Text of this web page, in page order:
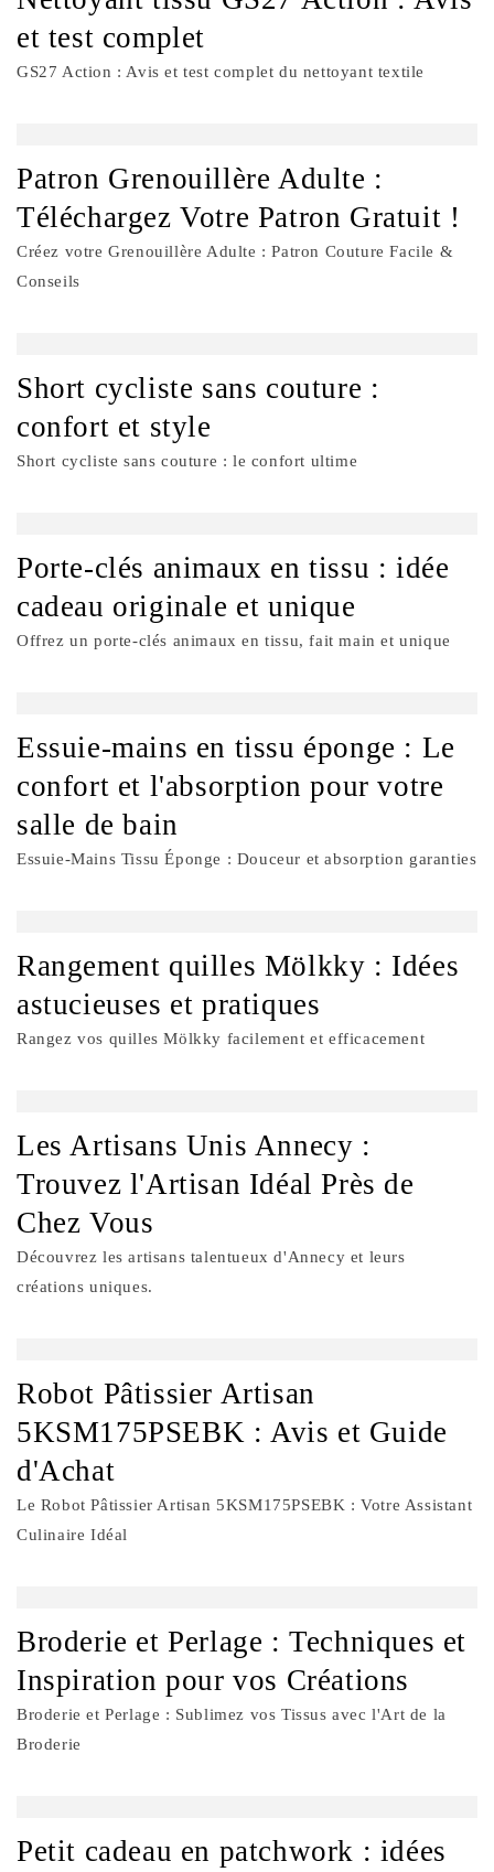
et test complet
GS27 Action : Avis et test complet du nettoyant textile
Patron Grenouillère Adulte :
Téléchargez Votre Patron Gratuit !
Créez votre Grenouillère Adulte : Patron Couture Facile &
Conseils
Short cycliste sans couture :
confort et style
Short cycliste sans couture : le confort ultime
Porte-clés animaux en tissu : idée
cadeau originale et unique
Offrez un porte-clés animaux en tissu, fait main et unique
Essuie-mains en tissu éponge : Le
confort et l'absorption pour votre
salle de bain
Essuie-Mains Tissu Éponge : Douceur et absorption garanties
Rangement quilles Mölkky : Idées
astucieuses et pratiques
Rangez vos quilles Mölkky facilement et efficacement
Les Artisans Unis Annecy :
Trouvez l'Artisan Idéal Près de
Chez Vous
Découvrez les artisans talentueux d'Annecy et leurs
créations uniques.
Robot Pâtissier Artisan
5KSM175PSEBK : Avis et Guide
d'Achat
Le Robot Pâtissier Artisan 5KSM175PSEBK : Votre Assistant
Culinaire Idéal
Broderie et Perlage : Techniques et
Inspiration pour vos Créations
Broderie et Perlage : Sublimez vos Tissus avec l'Art de la
Broderie
Petit cadeau en patchwork : idées